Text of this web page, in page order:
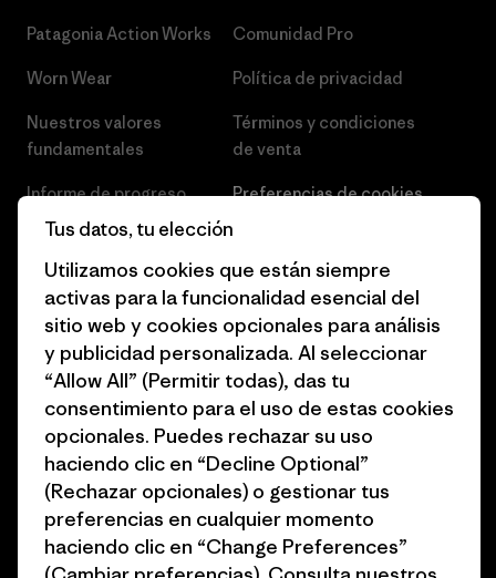
Patagonia Action Works
Worn Wear
Nuestros valores
fundamentales
Informe de progreso
Business Unusual
Objetivos climáticos
1% for the Planet
Cómo financiamos
Tarjetas regalo
Encuentra una tienda
Comunidad Pro
Política de privacidad
Términos y condiciones
de venta
Preferencias de cookies
Empleo
Prensa
Programa para profesionales
del sector
Programa de afiliados
Mapa del sitio Patagonia
España
Tus datos, tu elección
Utilizamos cookies que están siempre
activas para la funcionalidad esencial del
sitio web y cookies opcionales para análisis
y publicidad personalizada. Al seleccionar
“Allow All” (Permitir todas), das tu
consentimiento para el uso de estas cookies
opcionales. Puedes rechazar su uso
haciendo clic en “Decline Optional”
(Rechazar opcionales) o gestionar tus
preferencias en cualquier momento
haciendo clic en “Change Preferences”